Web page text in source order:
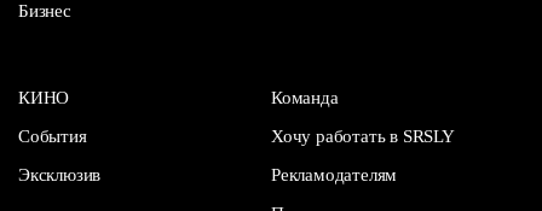
Бизнес
КИНО
События
Эксклюзив
Команда
Хочу работать в SRSLY
Рекламодателям